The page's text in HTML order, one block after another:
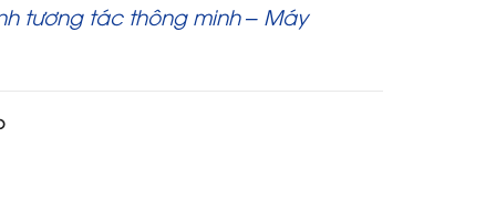
tương tác thông minh – Máy